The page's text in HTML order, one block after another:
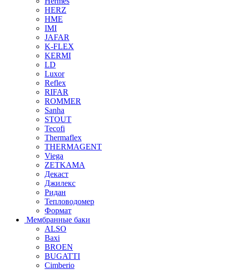
HERZ
HME
IMI
JAFAR
K-FLEX
KERMI
LD
Luxor
Reflex
RIFAR
ROMMER
Sanha
STOUT
Tecofi
Thermaflex
THERMAGENT
Viega
ZETKAMA
Декаст
Джилекс
Ридан
Тепловодомер
Формат
Мембранные баки
ALSO
Baxi
BROEN
BUGATTI
Cimberio